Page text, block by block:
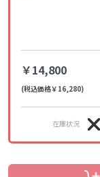
￥14,800
(税込価格￥16,280)
在庫状況